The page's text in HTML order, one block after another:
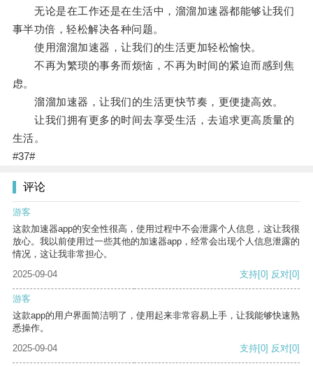
无论是在工作还是在生活中，溜溜加速器都能够让我们
事半功倍，轻松解决各种问题。
使用溜溜加速器，让我们的生活更加轻松愉快。
不再为繁琐的事务而烦恼，不再为时间的紧迫而感到焦
虑。
溜溜加速器，让我们的生活更快节奏，更便捷高效。
让我们拥有更多的时间去享受生活，去追求更高质量的
生活。
#37#
评论
游客
这款加速器app的安全性很高，使用过程中不会泄露个人信息，这让我很
放心。我以前使用过一些其他的加速器app，经常会出现个人信息泄露的
情况，这让我非常担心。
2025-09-04
支持[0] 反对[0]
游客
这款app的用户界面简洁明了，使用起来非常容易上手，让我能够快速熟
悉操作。
2025-09-04
支持[0] 反对[0]